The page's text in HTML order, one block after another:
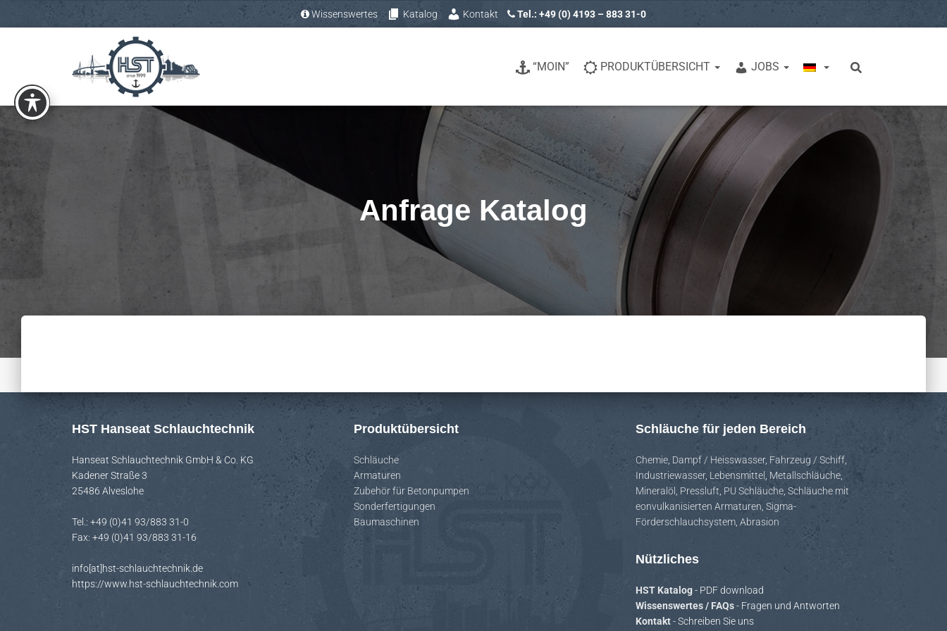
Wissenswertes Katalog Kontakt Tel.: +49 (0) 4193 – 883 31-0
“MOIN” PRODUKTÜBERSICHT JOBS
Anfrage Katalog
HST Hanseat Schlauchtechnik
Hanseat Schlauchtechnik GmbH & Co. KG
Kadener Straße 3
25486 Alveslohe
Tel.: +49 (0)41 93/883 31-0
Fax: +49 (0)41 93/883 31-16
info[at]hst-schlauchtechnik.de
https://www.hst-schlauchtechnik.com
Produktübersicht
Schläuche
Armaturen
Zubehör für Betonpumpen
Sonderfertigungen
Baumaschinen
Schläuche für jeden Bereich
Chemie Dampf / Heisswasser, Fahrzeug / Schiff
Industriewasser, Lebensmittel Metallschläuche
Mineralöl
Pressluft PU Schläuche Schläuche mit
eonvulkanisierten Armaturen Sigma-
Förderschlauchsystem Abrasion
Nützliches
HST Katalog- PDF download
Wissenswertes / FAQs- Fragen und Antworten
Kontakt- Schreiben Sie uns